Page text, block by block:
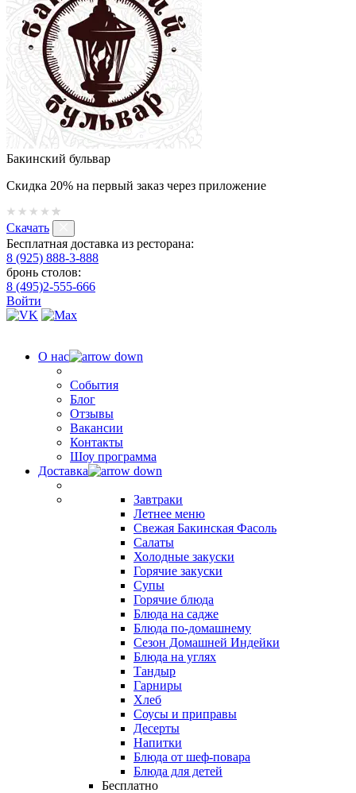
Бакинский бульвар
Скидка 20% на первый заказ через приложение
Скачать
Бесплатная доставка из ресторана:
8 (925) 888-3-888
бронь столов:
8 (495)2-555-666
Войти
О нас
События
Блог
Отзывы
Вакансии
Контакты
Шоу программа
Доставка
Завтраки
Летнее меню
Свежая Бакинская Фасоль
Салаты
Холодные закуски
Горячие закуски
Супы
Горячие блюда
Блюда на садже
Блюда по-домашнему
Сезон Домашней Индейки
Блюда на углях
Тандыр
Гарниры
Хлеб
Соусы и приправы
Десерты
Напитки
Блюда от шеф-повара
Блюда для детей
Бесплатно